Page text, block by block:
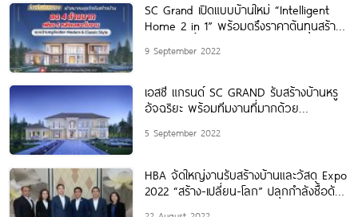
SC Grand เปิดแบบบ้านใหม่ “Intelligent
Home 2 in 1” พร้อมตรึงราคาต้นทุนสร้าง
9 September 2022
เอสซี แกรนด์ SC GRAND รับสร้างบ้านหรู
อัจฉริยะ พร้อมทีมงานที่มากด้วย
บ้านจาก SEACON
5 September 2022
HBA จัดใหญ่งานรับสร้างบ้านและวัสดุ Expo
2022 “สร้าง-เปลี่ยน-โลก” ปลุกกำลังซื้อดัน